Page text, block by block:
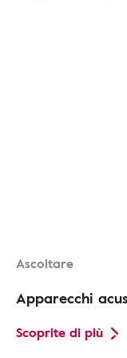
Ascoltare
Apparecchi
Scoprite di più